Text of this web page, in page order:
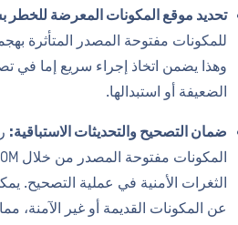
تحديد موقع المكونات المعرضة للخطر
للمكونات مفتوحة المصدر المتأثرة
وهذا يضمن اتخاذ إجراء سريع إما في
الضعيفة أو استبدالها.
ضمان التصحيح والتحديثات الاستباقية:
عن المكونات القديمة أو غير الآمنة،